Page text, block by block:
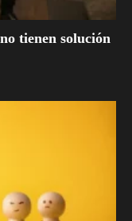
tienen solución